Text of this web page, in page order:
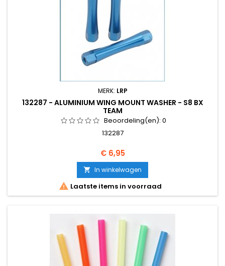
MERK: LRP
132287 - ALUMINIUM WING MOUNT WASHER - S8 BX
TEAM
Beoordeling(en): 0
132287
Prijs
€ 6,95
 In winkelwagen
 Laatste items in voorraad